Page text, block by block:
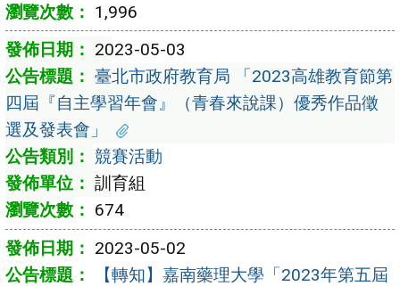
1,996
2023-05-03
臺北市政府教育局 「2023高雄教育節第
四屆『自主學習年會』（青春來說課）優秀作品徵
選及發表會」
競賽活動
訓育組
674
2023-05-02
【轉知】嘉南藥理大學「2023年第五屆